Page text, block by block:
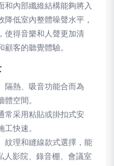
和內部纖維結構能夠將入
低室內整體噪聲水平，
使得音樂和人聲更加清
客的聽覺體驗。
隔熱、吸音功能合而為
空間。
常采用粘貼或掛扣式安
快速。
紋理和縫線款式選擇，能
人影院、錄音棚、會議室